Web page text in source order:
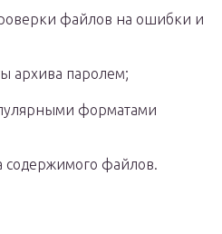
файлов на ошибки и
архива паролем;
форматами
содержимого файлов.